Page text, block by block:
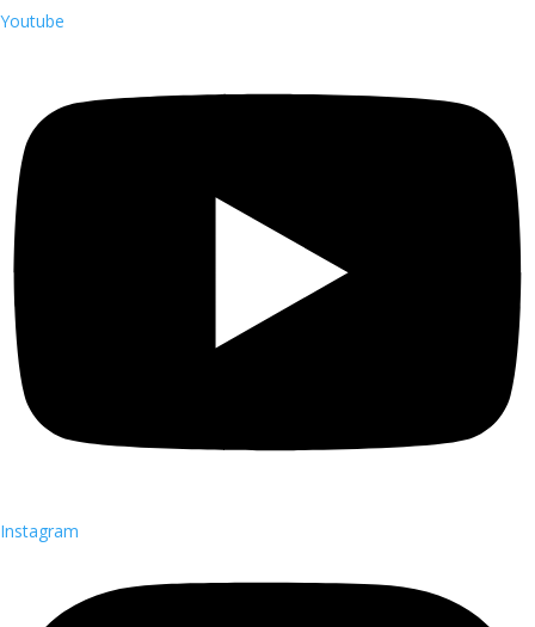
Youtube
Instagram